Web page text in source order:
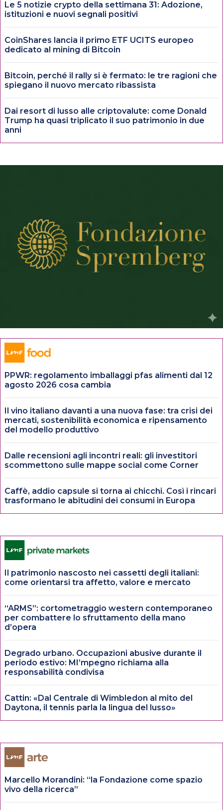
Le 5 notizie crypto della settimana 31: Adozione,
istituzioni e nuovi segnali positivi
CoinShares lancia il primo ETF UCITS europeo
dedicato al mining di Bitcoin
Bitcoin, perché il rally si è fermato: le tre ragioni che
spiegano il nuovo mercato ribassista
Dai resort di lusso alle criptovalute: come Donald
Trump ha quasi triplicato il suo patrimonio in due
anni
PPWR: regolamento imballaggi pfas alimenti dal 12
agosto 2026 cosa cambia
Il vino italiano davanti a una nuova fase: tra crisi dei
mercati, sostenibilità economica e ripensamento
del modello produttivo
Dalle recensioni agli incontri reali: gli investitori
scommettono sulle mappe social come Corner
Caffè, addio capsule si torna ai chicchi. Così i rincari
trasformano le abitudini dei consumi in Europa
Il patrimonio nascosto nei cassetti degli italiani:
come orientarsi tra affetto, valore e mercato
“ARMS”: cortometraggio western contemporaneo
per combattere lo sfruttamento della mano
d’opera
Degrado urbano. Occupazioni abusive durante il
periodo estivo: MI’mpegno richiama alla
responsabilità condivisa
Cattin: «Dal Centrale di Wimbledon al mito del
Daytona, il tennis parla la lingua del lusso»
Marcello Morandini: “la Fondazione come spazio
vivo della ricerca”